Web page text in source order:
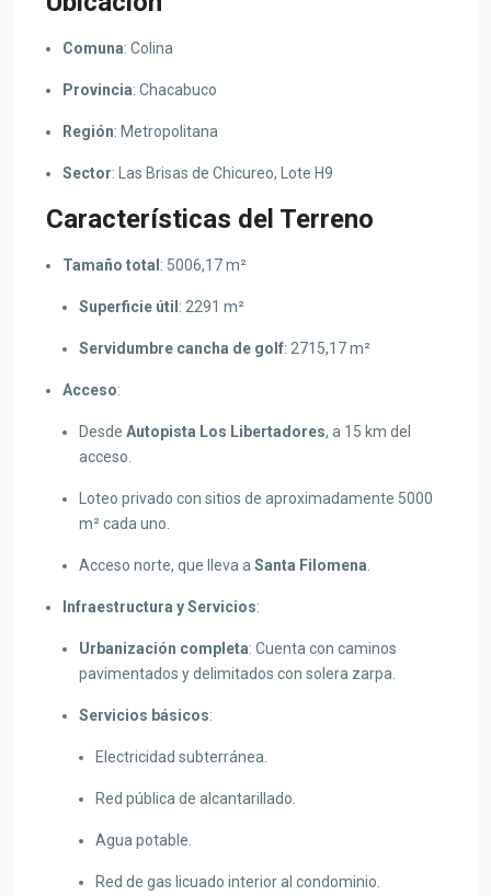
Comuna: Colina
Provincia: Chacabuco
Región: Metropolitana
Sector: Las Brisas de Chicureo, Lote H9
Características del Terreno
Tamaño total : 5006,17 m²
Superficie útil : 2291 m²
Servidumbre cancha de golf: 2715,17 m²
Acceso:
Desde Autopista Los Libertadores, a 15 km del
acceso.
Loteo privado con sitios de aproximadamente 5000
m² cada uno.
Acceso norte, que lleva a Santa Filomena
Infraestructura y Servicios:
Urbanización completa: Cuenta con caminos
pavimentados y delimitados con solera zarpa.
Servicios básicos:
Electricidad subterránea.
Red pública de alcantarillado.
Agua potable.
Red de gas licuado interior al condominio.